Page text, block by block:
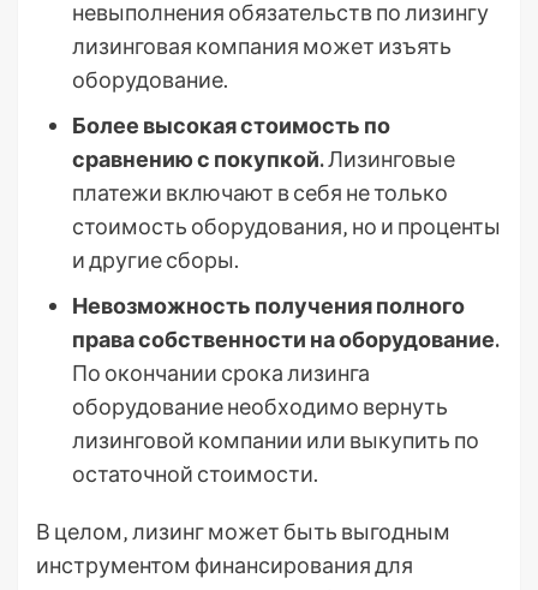
невыполнения обязательств по лизингу
лизинговая компания может изъять
оборудование.
Более высокая стоимость по
сравнению с покупкой.Лизинговые
платежи включают в себя не только
стоимость оборудования‚ но и проценты
и другие сборы.
Невозможность получения полного
права собственности на оборудование.
По окончании срока лизинга
оборудование необходимо вернуть
лизинговой компании или выкупить по
остаточной стоимости.
В целом‚ лизинг может быть выгодным
инструментом финансирования для